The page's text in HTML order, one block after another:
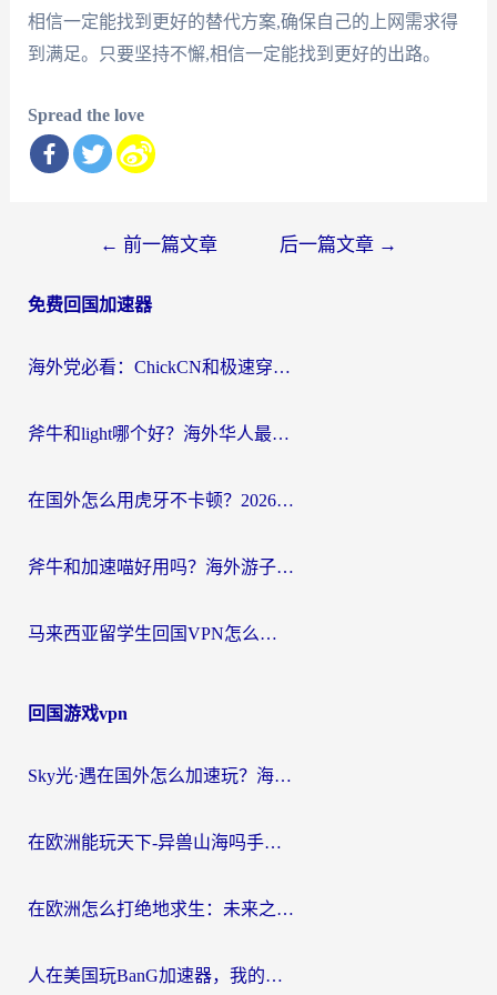
相信一定能找到更好的替代方案,确保自己的上网需求得
到满足。只要坚持不懈,相信一定能找到更好的出路。
Spread the love
导
← 前一篇文章 后一篇文章 →
免费回国加速器
海外党必看：ChickCN和极速穿梭VPN好用吗？3招教你选对回国加速器无缝刷国内资源
斧牛和light哪个好？海外华人最关心的回国加速器选择难题，一篇讲透
在国外怎么用虎牙不卡顿？2026海外华人亲测有效的回国加速器选择指南
斧牛和加速喵好用吗？海外游子的真实选择困境
马来西亚留学生回国VPN怎么选？3个避坑点+1款实测好用的加速器推荐
回国游戏vpn
Sky光·遇在国外怎么加速玩？海外党亲测有效的国服游戏加速指南
在欧洲能玩天下-异兽山海吗手游？海外玩家的加速器生存指南
在欧洲怎么打绝地求生：未来之役不卡？留学生亲测的加速器避坑指南
人在美国玩BanG加速器，我的延迟终于绿了